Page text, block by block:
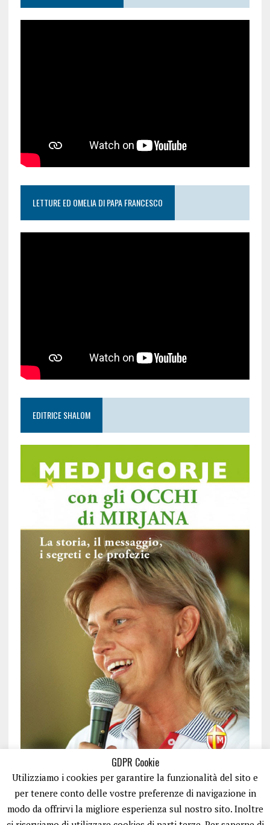
LETTURE ED OMELIA DI PAPA FRANCESCO
EDITRICE SHALOM
GDPR Cookie
Utilizziamo i cookies per garantire la funzionalità del sito e
per tenere conto delle vostre preferenze di navigazione in
modo da offrirvi la migliore esperienza sul nostro sito. Inoltre